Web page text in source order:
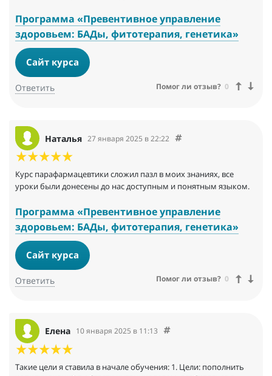
Программа «Превентивное управление
здоровьем: БАДы, фитотерапия, генетика»
Сайт курса
Ответить Помог ли отзыв? 0
Наталья 27 января 2025 в 22:22
Курс парафармацевтики сложил пазл в моих знаниях, все
уроки были донесены до нас доступным и понятным языком.
Программа «Превентивное управление
здоровьем: БАДы, фитотерапия, генетика»
Сайт курса
Ответить Помог ли отзыв? 0
Елена 10 января 2025 в 11:13
Такие цели я ставила в начале обучения: 1. Цели: пополнить